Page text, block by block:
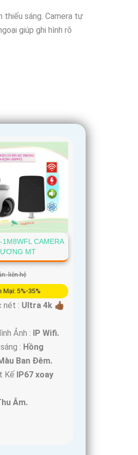
thiếu sáng. Camera tự
giúp ghi hình rõ
CAMERA
MT
liên hệ
Mại: 5%-35%
nét : Ultra 4k 👍🏾
Ảnh : IP Wifi.
: Hồng
Ban Ðêm.
Kế IP67 xoay
Âm.